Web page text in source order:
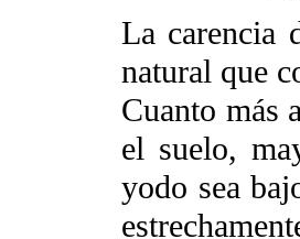
La carencia
natural que
Cuanto más
el suelo,
yodo sea